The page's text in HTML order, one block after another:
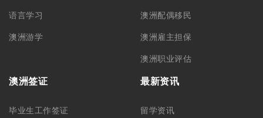
语言学习
澳洲游学
澳洲配偶移民
澳洲雇主担保
澳洲职业评估
澳洲签证
毕业生工作签证
最新资讯
留学资讯